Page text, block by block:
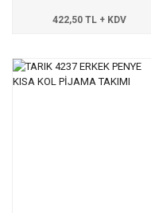
422,50 TL + KDV